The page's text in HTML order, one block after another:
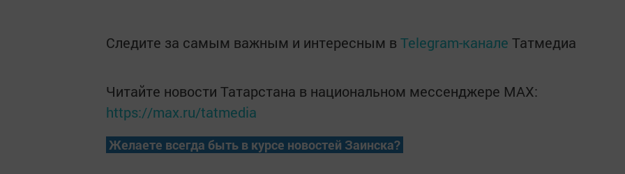
Следите за самым важным и интересным в Telegram-канале Татмедиа
Читайте новости Татарстана в национальном мессенджере MАХ:
https://max.ru/tatmedia
Желаете всегда быть в курсе новостей Заинска?